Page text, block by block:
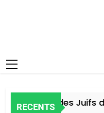
RECENTS
Histoire des Juifs du